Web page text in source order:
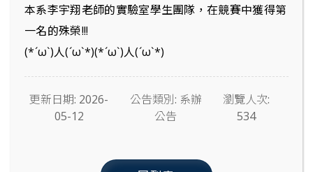
本系李宇翔老師的實驗室學生團隊，在競賽中獲得第
一名的殊榮!!!
(*´ω`)人(´ω`*)(*´ω`)人(´ω`*)
更新日期: 2026-
05-12
公告類別: 系辦
公告
瀏覽人次:
534